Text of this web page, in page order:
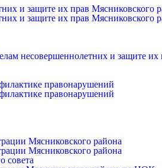
и защите их прав Мясниковского
и защите их прав Мясниковского
несовершеннолетних и защите их
правонарушений
правонарушений
Мясниковского района
Мясниковского района
совета